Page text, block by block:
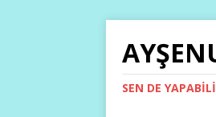
SEN DE